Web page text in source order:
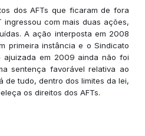
dos AFTs que ficaram de fora
com mais duas ações,
A ação interposta em 2008
primeira instância e o Sindicato
ajuizada em 2009 ainda não foi
sentença favorável relativa ao
de tudo, dentro dos limites da lei,
os direitos dos AFTs.